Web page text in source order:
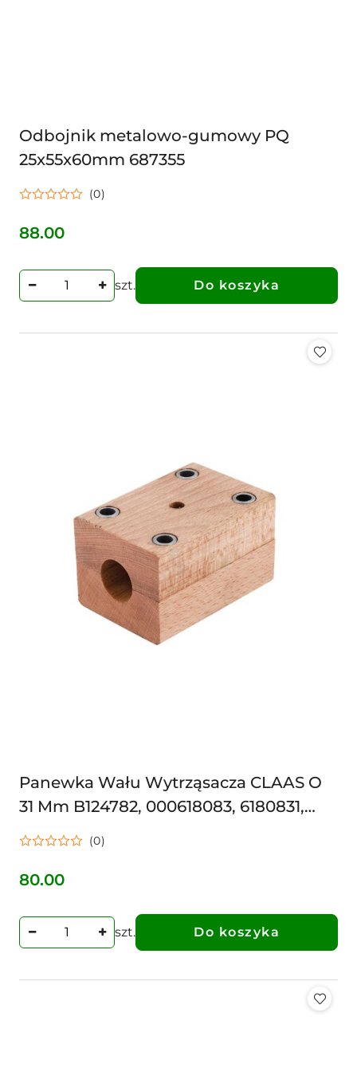
Odbojnik metalowo-gumowy PQ
25x55x60mm 687355
(0)
Cena:
88.00
szt. Do koszyka
Panewka Wału Wytrząsacza CLAAS O
31 Mm B124782, 000618083, 6180831,
30256180831
(0)
Cena:
80.00
szt. Do koszyka